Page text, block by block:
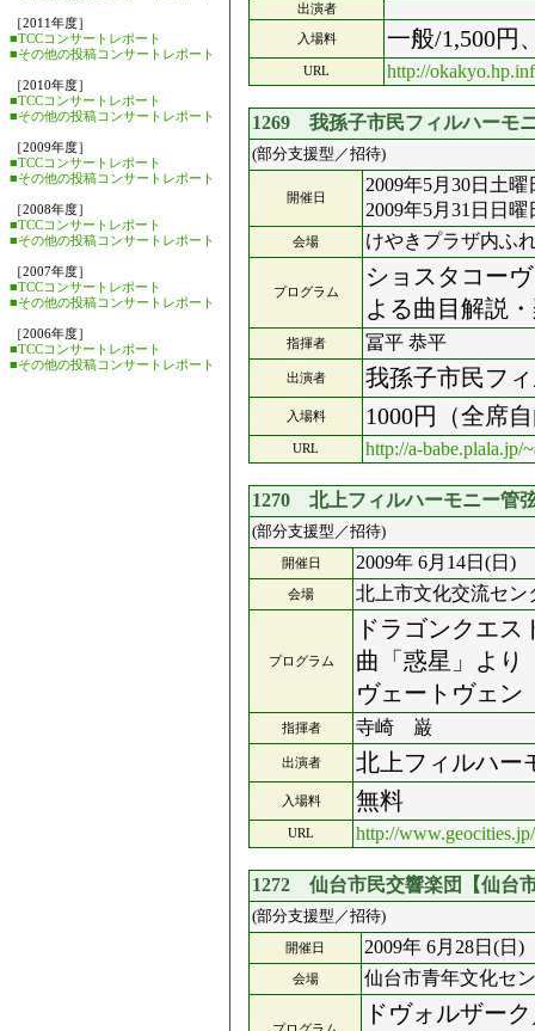
［2011年度］
■TCCコンサートレポート
■その他の投稿コンサートレポート
［2010年度］
■TCCコンサートレポート
■その他の投稿コンサートレポート
［2009年度］
■TCCコンサートレポート
■その他の投稿コンサートレポート
［2008年度］
■TCCコンサートレポート
■その他の投稿コンサートレポート
［2007年度］
■TCCコンサートレポート
■その他の投稿コンサートレポート
［2006年度］
■TCCコンサートレポート
■その他の投稿コンサートレポート
出演者
入場料 一般/1,500円
URL http://
1269 我孫子市民フィルハーモ
(部分支援型／招待)
開催日
2009年5月30日土曜
2009年5月31日日曜
会場 けやきプラザ内ふ
プログラム
ショスタコー
よる曲目解説
指揮者 冨平 恭平
出演者 我孫子市民フ
入場料 1000円（全席
URL http://a-babe.plala.jp/
1270 北上フィルハーモニー管
(部分支援型／招待)
開催日 2009年 6月14日(日)
会場 北上市文化交流セ
プログラム
ドラゴンクエ
曲「惑星」より
ヴェートヴェン
指揮者 寺崎 巌
出演者 北上フィルハー
入場料 無料
URL http://
1272 仙台市民交響楽団【仙台
(部分支援型／招待)
開催日 2009年 6月28日(日)
会場 仙台市青年文化セ
ドヴォルザー